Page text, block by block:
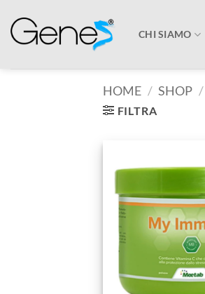
contenuti
CHI SIAMO
HOME / SHOP /
FILTRA